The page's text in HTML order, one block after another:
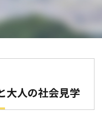
大人の社会見学